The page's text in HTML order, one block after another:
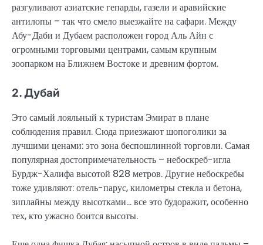
разгуливают азиатские гепарды, газели и аравийские
антилопы – так что смело выезжайте на сафари. Между
Абу-Даби и Дубаем расположен город Аль Айн с
огромными торговыми центрами, самым крупным
зоопарком на Ближнем Востоке и древним фортом.
2. Дубай
Это самый лояльный к туристам Эмират в плане
соблюдения правил. Сюда приезжают шопоголики за
лучшими ценами: это зона беспошлинной торговли. Самая
популярная достопримечательность – небоскреб-игла
Бурдж-Халифа высотой 828 метров. Другие небоскребы
тоже удивляют: отель-парус, километры стекла и бетона,
зиплайны между высотками… все это будоражит, особенно
тех, кто ужасно боится высоты.